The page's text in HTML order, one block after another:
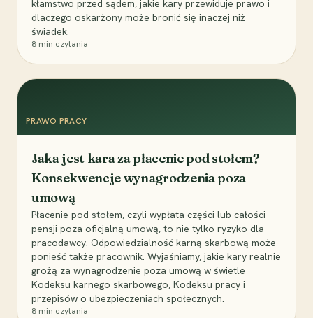
kłamstwo przed sądem, jakie kary przewiduje prawo i
dlaczego oskarżony może bronić się inaczej niż
świadek.
8 min czytania
PRAWO PRACY
Jaka jest kara za płacenie pod stołem?
Konsekwencje wynagrodzenia poza
umową
Płacenie pod stołem, czyli wypłata części lub całości
pensji poza oficjalną umową, to nie tylko ryzyko dla
pracodawcy. Odpowiedzialność karną skarbową może
ponieść także pracownik. Wyjaśniamy, jakie kary realnie
grożą za wynagrodzenie poza umową w świetle
Kodeksu karnego skarbowego, Kodeksu pracy i
przepisów o ubezpieczeniach społecznych.
8 min czytania